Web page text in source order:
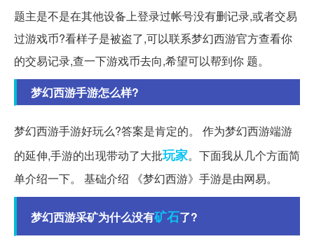
题主是不是在其他设备上登录过帐号没有删记录,或者交易
过游戏币?看样子是被盗了,可以联系梦幻西游官方查看你
的交易记录,查一下游戏币去向,希望可以帮到你 题。
梦幻西游手游怎么样?
梦幻西游手游好玩么?答案是肯定的。 作为梦幻西游端游
的延伸,手游的出现带动了大批玩家。下面我从几个方面简
单介绍一下。 基础介绍 《梦幻西游》手游是由网易。
梦幻西游采矿为什么没有矿石了?